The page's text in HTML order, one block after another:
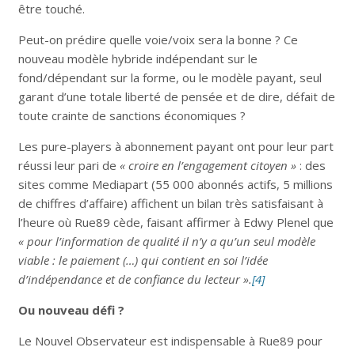
être touché.
Peut-on prédire quelle voie/voix sera la bonne ? Ce
nouveau modèle hybride indépendant sur le
fond/dépendant sur la forme, ou le modèle payant, seul
garant d’une totale liberté de pensée et de dire, défait de
toute crainte de sanctions économiques ?
Les pure-players à abonnement payant ont pour leur part
réussi leur pari de « croire en l’engagement citoyen »: des
sites comme Mediapart (55 000 abonnés actifs, 5 millions
de chiffres d’affaire) affichent un bilan très satisfaisant à
l’heure où Rue89 cède, faisant affirmer à Edwy Plenel que
« pour l’information de qualité il n’y a qu’un seul modèle
viable : le paiement (…) qui contient en soi l’idée
d’indépendance et de confiance du lecteur ».[4]
Ou nouveau défi ?
Le Nouvel Observateur est indispensable à Rue89 pour